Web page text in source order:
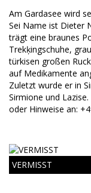
Am Gardasee wird
Sei Name ist Dieter
trägt eine braunes
Trekķingschuhe,
türkisen großen
auf Medikamente
Zuletzt wurde er in
Sirmione und
oder Hinweise an:
VERMISST